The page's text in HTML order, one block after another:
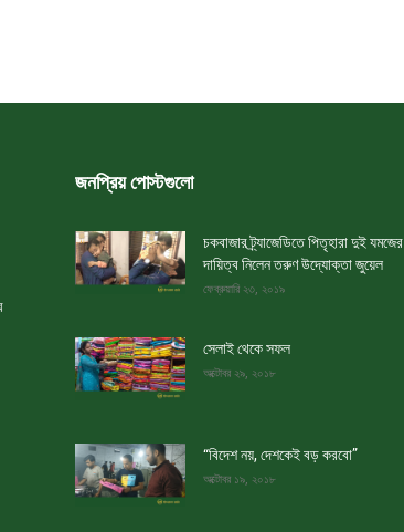
জনপ্রিয় পোস্টগুলো
চকবাজার ট্র্যাজেডিতে পিতৃহারা দুই যমজের
দায়িত্ব নিলেন তরুণ উদ্যোক্তা জুয়েল
ফেব্রুয়ারি ২৩, ২০১৯
সেলাই থেকে সফল
অক্টোবর ২৯, ২০১৮
“বিদেশ নয়, দেশকেই বড় করবো”
অক্টোবর ১৯, ২০১৮